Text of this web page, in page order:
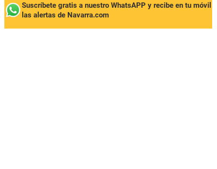
Suscríbete gratis a nuestro WhatsAPP y recibe en tu móvil
las alertas de Navarra.com